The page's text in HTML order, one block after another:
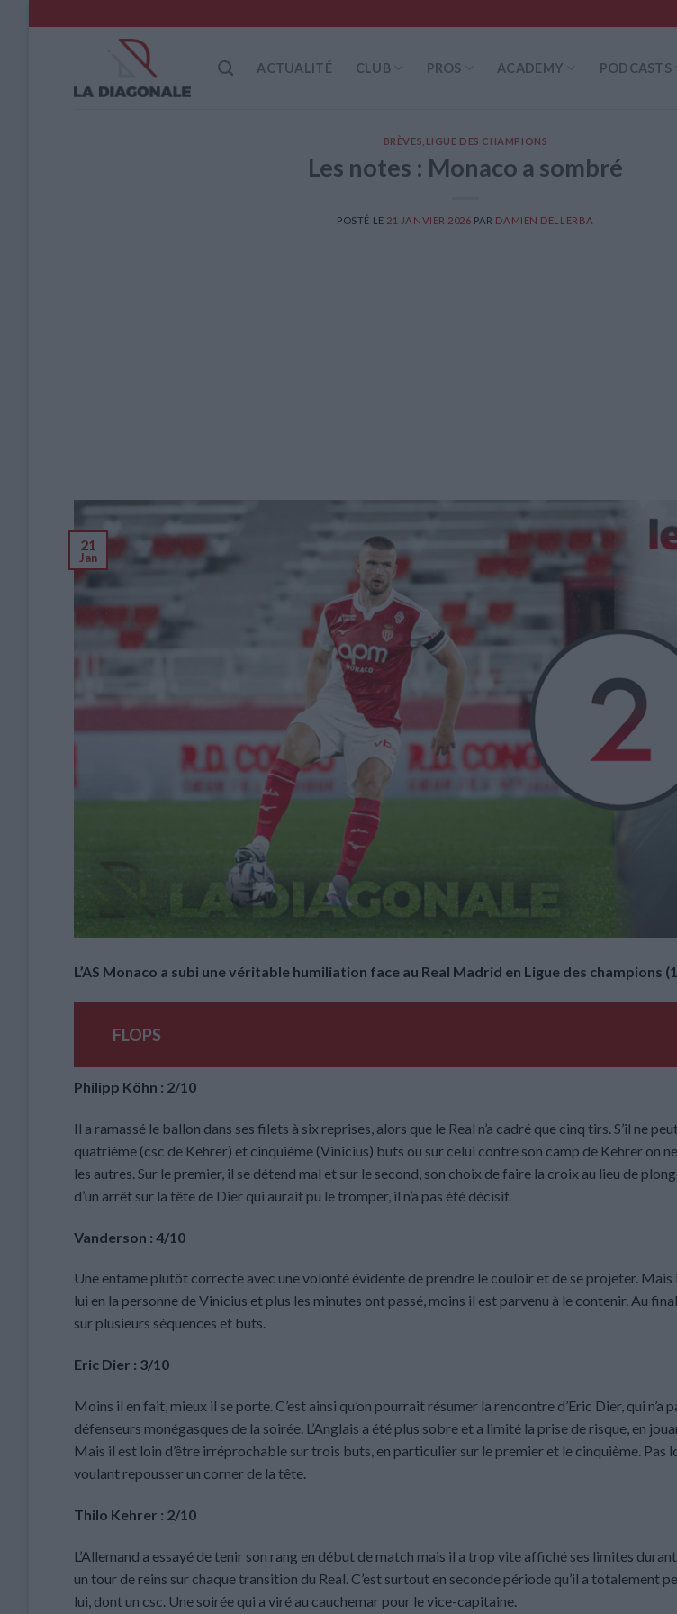
to
ACTUALITÉ CLUB PROS ACADEMY PODCASTS
BRÈVES LIGUE DES CHAMPIONS
Les notes : Monaco a sombré
POSTÉ LE 21 JANVIER 2026 PAR DAMIEN DELLERBA
21
Jan
L’AS Monaco a subi une véritable humiliation face au Real Madrid en Ligue des champions
FLOPS
Philipp Köhn : 2/10
Il a ramassé le ballon dans ses filets à six reprises, alors que le Real n’a cadré que cinq tirs. S’il ne
quatrième (csc de Kehrer) et cinquième (Vinicius) buts ou sur celui contre son camp de Kehrer on
les autres. Sur le premier, il se détend mal et sur le second, son choix de faire la croix au lieu de
d’un arrêt sur la tête de Dier qui aurait pu le tromper, il n’a pas été décisif.
Vanderson : 4/10
Une entame plutôt correcte avec une volonté évidente de prendre le couloir et de se projeter. Mais
lui en la personne de Vinicius et plus les minutes ont passé, moins il est parvenu à le contenir. Au
sur plusieurs séquences et buts.
Eric Dier : 3/10
Moins il en fait, mieux il se porte. C’est ainsi qu’on pourrait résumer la rencontre d’Eric Dier, qui n’a
défenseurs monégasques de la soirée. L’Anglais a été plus sobre et a limité la prise de risque, en
Mais il est loin d’être irréprochable sur trois buts, en particulier sur le premier et le cinquième. Pas
voulant repousser un corner de la tête.
Thilo Kehrer : 2/10
L’Allemand a essayé de tenir son rang en début de match mais il a trop vite affiché ses limites
un tour de reins sur chaque transition du Real. C’est surtout en seconde période qu’il a totalement
lui, dont un csc. Une soirée qui a viré au cauchemar pour le vice-capitaine.